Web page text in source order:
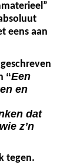
eens aan
“Een
en
dat
z’n
tegen.